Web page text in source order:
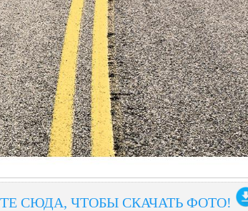
СЮДА, ЧТОБЫ СКАЧАТЬ ФОТО!